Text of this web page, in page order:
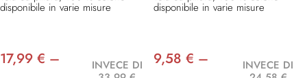
disponibile in varie misure
17,99 € –
INVECE DI
disponibile in varie misure
9,58 € –
INVECE DI